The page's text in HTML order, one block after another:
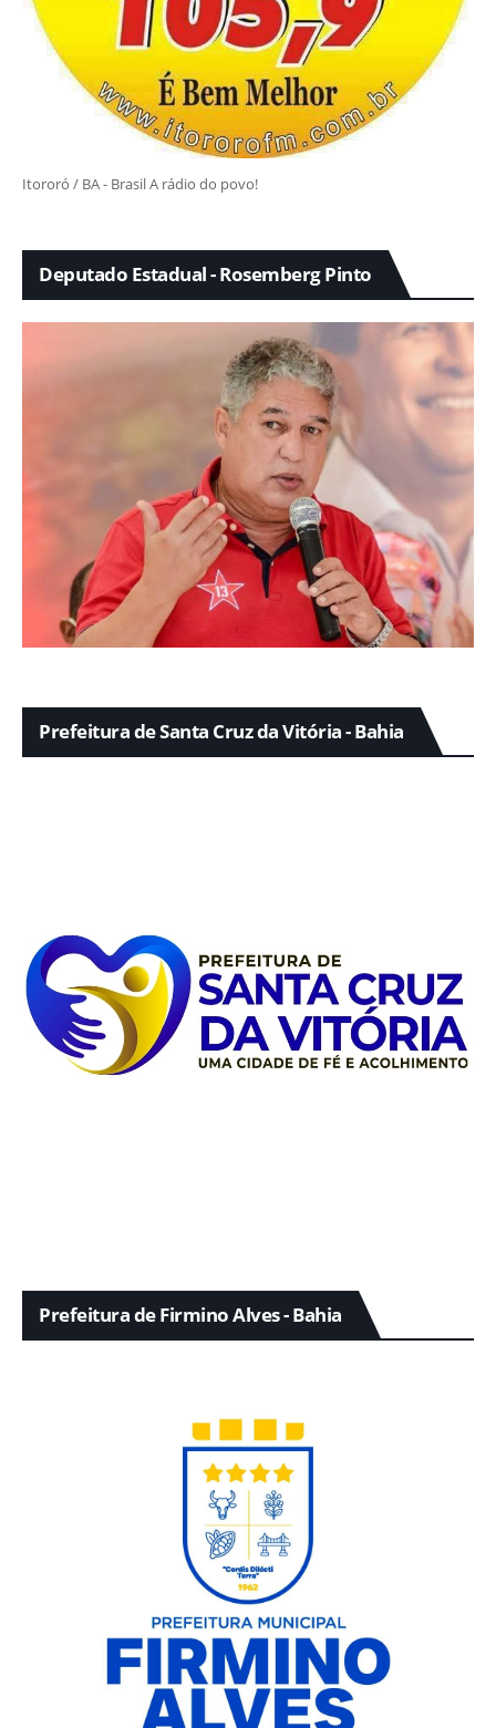
Itororó / BA - Brasil A rádio do povo!
Deputado Estadual - Rosemberg Pinto
Prefeitura de Santa Cruz da Vitória - Bahia
Prefeitura de Firmino Alves - Bahia